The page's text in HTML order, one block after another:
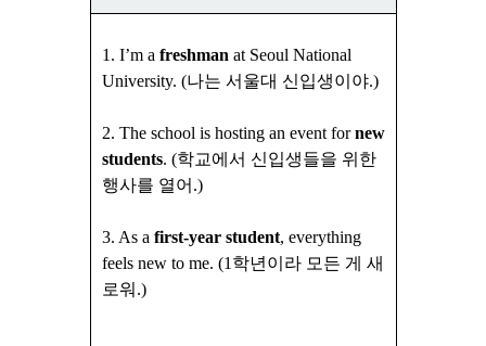
1. I’m a freshman at Seoul National
University. (나는 서울대 신입생이야.)
2. The school is hosting an event fornew
students. (학교에서 신입생들을 위한
행사를 열어.)
3. As a first-year student, everything
feels new to me. (1학년이라 모든 게 새
로워.)